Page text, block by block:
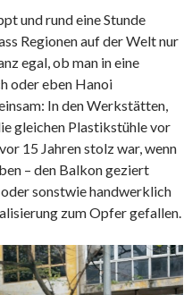
und rund eine Stunde
Regionen auf der Welt nur
egal, ob man in eine
oder eben Hanoi
In den Werkstätten,
gleichen Plastikstühle vor
15 Jahren stolz war, wenn
– den Balkon geziert
sonstwie handwerklich
zum Opfer gefallen.